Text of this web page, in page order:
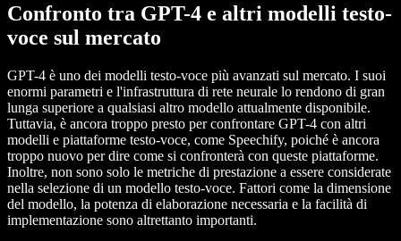
Confronto tra GPT-4 e altri modelli testo-
voce sul mercato
GPT-4 è uno dei modelli testo-voce più avanzati sul mercato. I suoi
enormi parametri e l'infrastruttura di rete neurale lo rendono di gran
lunga superiore a qualsiasi altro modello attualmente disponibile.
Tuttavia, è ancora troppo presto per confrontare GPT-4 con altri
modelli e piattaforme testo-voce, come Speechify, poiché è ancora
troppo nuovo per dire come si confronterà con queste piattaforme.
Inoltre, non sono solo le metriche di prestazione a essere considerate
nella selezione di un modello testo-voce. Fattori come la dimensione
del modello, la potenza di elaborazione necessaria e la facilità di
implementazione sono altrettanto importanti.